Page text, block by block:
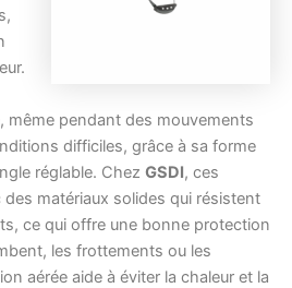
même pendant des mouvements
difficiles, grâce à sa forme
réglable. Chez GSDI, ces
matériaux solides qui résistent
ce qui offre une bonne protection
les frottements ou les
aérée aide à éviter la chaleur et la